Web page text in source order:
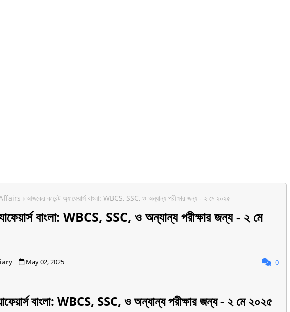
আজকের কারেন্ট অ্যাফেয়ার্স বাংলা: WBCS, SSC, ও অন্যান্য পরীক্ষার জন্য - ২ মে ২০২৫
বাংলা: WBCS, SSC, ও অন্যান্য পরীক্ষার জন্য - ২ মে
May 02, 2025 0
বাংলা: WBCS, SSC, ও অন্যান্য পরীক্ষার জন্য - ২ মে ২০২৫